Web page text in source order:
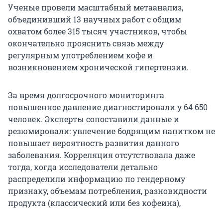
Ученые провели масштабный метаанализ,
объединивший 13 научных работ с общим
охватом более 315 тысяч участников, чтобы
окончательно прояснить связь между
регулярным употреблением кофе и
возникновением хронической гипертензии.
За время долгосрочного мониторинга
повышенное давление диагностировали у64 650
человек. Эксперты сопоставили данные и
резюмировали: увлечение бодрящим напитком не
повышает вероятность развития данного
заболевания. Корреляция отсутствовала даже
тогда, когда исследователи детально
распределили информацию по гендерному
признаку, объемам потребления, разновидности
продукта (классический или без кофеина),